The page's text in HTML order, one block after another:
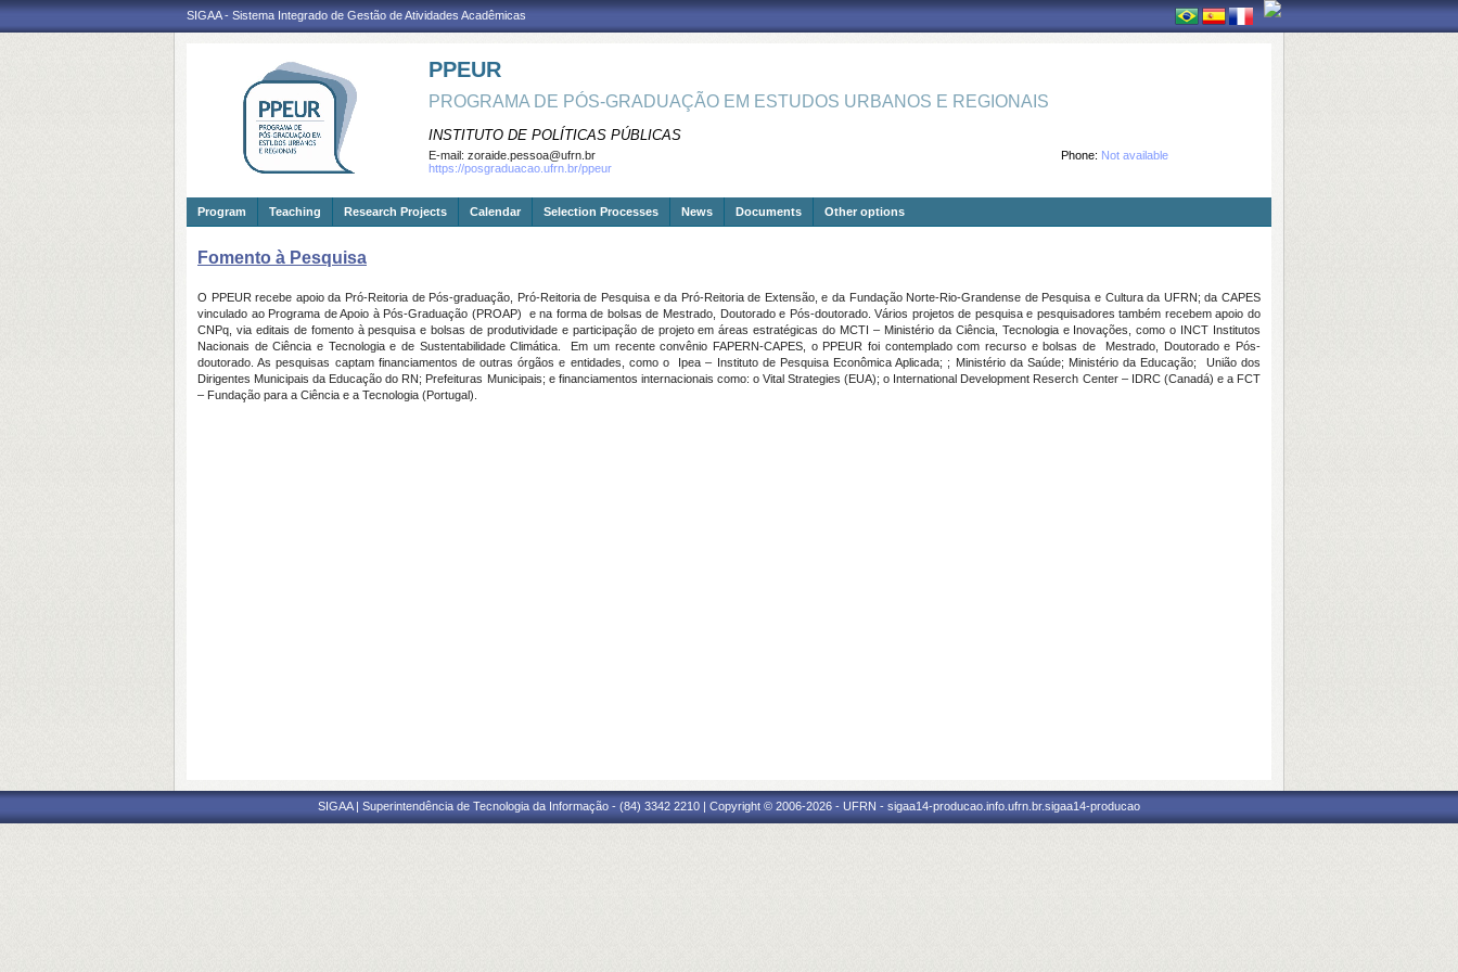
SIGAA - Sistema Integrado de Gestão de Atividades Acadêmicas
PPEUR
PROGRAMA DE PÓS-GRADUAÇÃO EM ESTUDOS URBANOS E REGIONAIS
INSTITUTO DE POLÍTICAS PÚBLICAS
Phone: Not available
E-mail: zoraide.pessoa@ufrn.br
https://posgraduacao.ufrn.br/ppeur
Program Teaching Research Projects Calendar Selection Processes News Documents Other options
Fomento à Pesquisa
O PPEUR recebe apoio da Pró-Reitoria de Pós-graduação, Pró-Reitoria de Pesquisa e da Pró-Reitoria de Extensão, e da Fundação Norte-Rio-Grandense de Pesquisa e Cultura da UFRN; da CAPES
vinculado ao Programa de Apoio à Pós-Graduação (PROAP) e na forma de bolsas de Mestrado, Doutorado e Pós-doutorado. Vários projetos de pesquisa e pesquisadores também recebem apoio do
CNPq, via editais de fomento à pesquisa e bolsas de produtividade e participação de projeto em áreas estratégicas do MCTI – Ministério da Ciência, Tecnologia e Inovações, como o INCT Institutos
Nacionais de Ciência e Tecnologia e de Sustentabilidade Climática. Em um recente convênio FAPERN-CAPES, o PPEUR foi contemplado com recurso e bolsas de Mestrado, Doutorado e Pós-
doutorado. As pesquisas captam financiamentos de outras órgãos e entidades, como o Ipea – Instituto de Pesquisa Econômica Aplicada; ; Ministério da Saúde; Ministério da Educação; União dos
Dirigentes Municipais da Educação do RN; Prefeituras Municipais; e financiamentos internacionais como: o Vital Strategies (EUA); o International Development Reserch Center – IDRC (Canadá) e a FCT
– Fundação para a Ciência e a Tecnologia (Portugal).
SIGAA | Superintendência de Tecnologia da Informação - (84) 3342 2210 | Copyright © 2006-2026 - UFRN - sigaa14-producao.info.ufrn.br.sigaa14-producao